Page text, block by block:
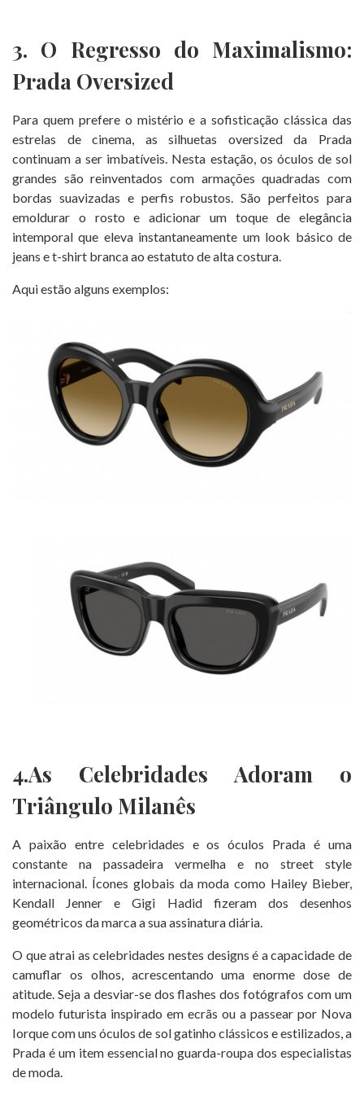
3. O Regresso do Maximalismo:
Prada Oversized
Para quem prefere o mistério e a sofisticação clássica das
estrelas de cinema, as silhuetas oversized da Prada
continuam a ser imbatíveis. Nesta estação, os óculos de sol
grandes são reinventados com armações quadradas com
bordas suavizadas e perfis robustos. São perfeitos para
emoldurar o rosto e adicionar um toque de elegância
intemporal que eleva instantaneamente um look básico de
jeans e t-shirt branca ao estatuto de alta costura.
Aqui estão alguns exemplos:
4.As Celebridades Adoram o
Triângulo Milanês
A paixão entre celebridades e os óculos Prada é uma
constante na passadeira vermelha e no street style
internacional. Ícones globais da moda como Hailey Bieber,
Kendall Jenner e Gigi Hadid fizeram dos desenhos
geométricos da marca a sua assinatura diária.
O que atrai as celebridades nestes designs é a capacidade de
camuflar os olhos, acrescentando uma enorme dose de
atitude. Seja a desviar-se dos flashes dos fotógrafos com um
modelo futurista inspirado em ecrãs ou a passear por Nova
Iorque com uns óculos de sol gatinho clássicos e estilizados, a
Prada é um item essencial no guarda-roupa dos especialistas
de moda.